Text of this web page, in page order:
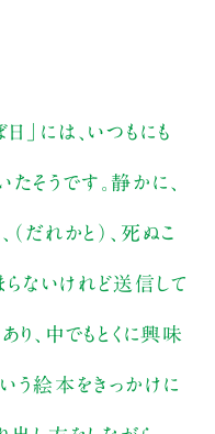
」には、いつもにも
そうです。静かに、
（だれかと）、死ぬこ
まらないけれど送信して
り、中でもとくに興味
う絵本をきっかけに